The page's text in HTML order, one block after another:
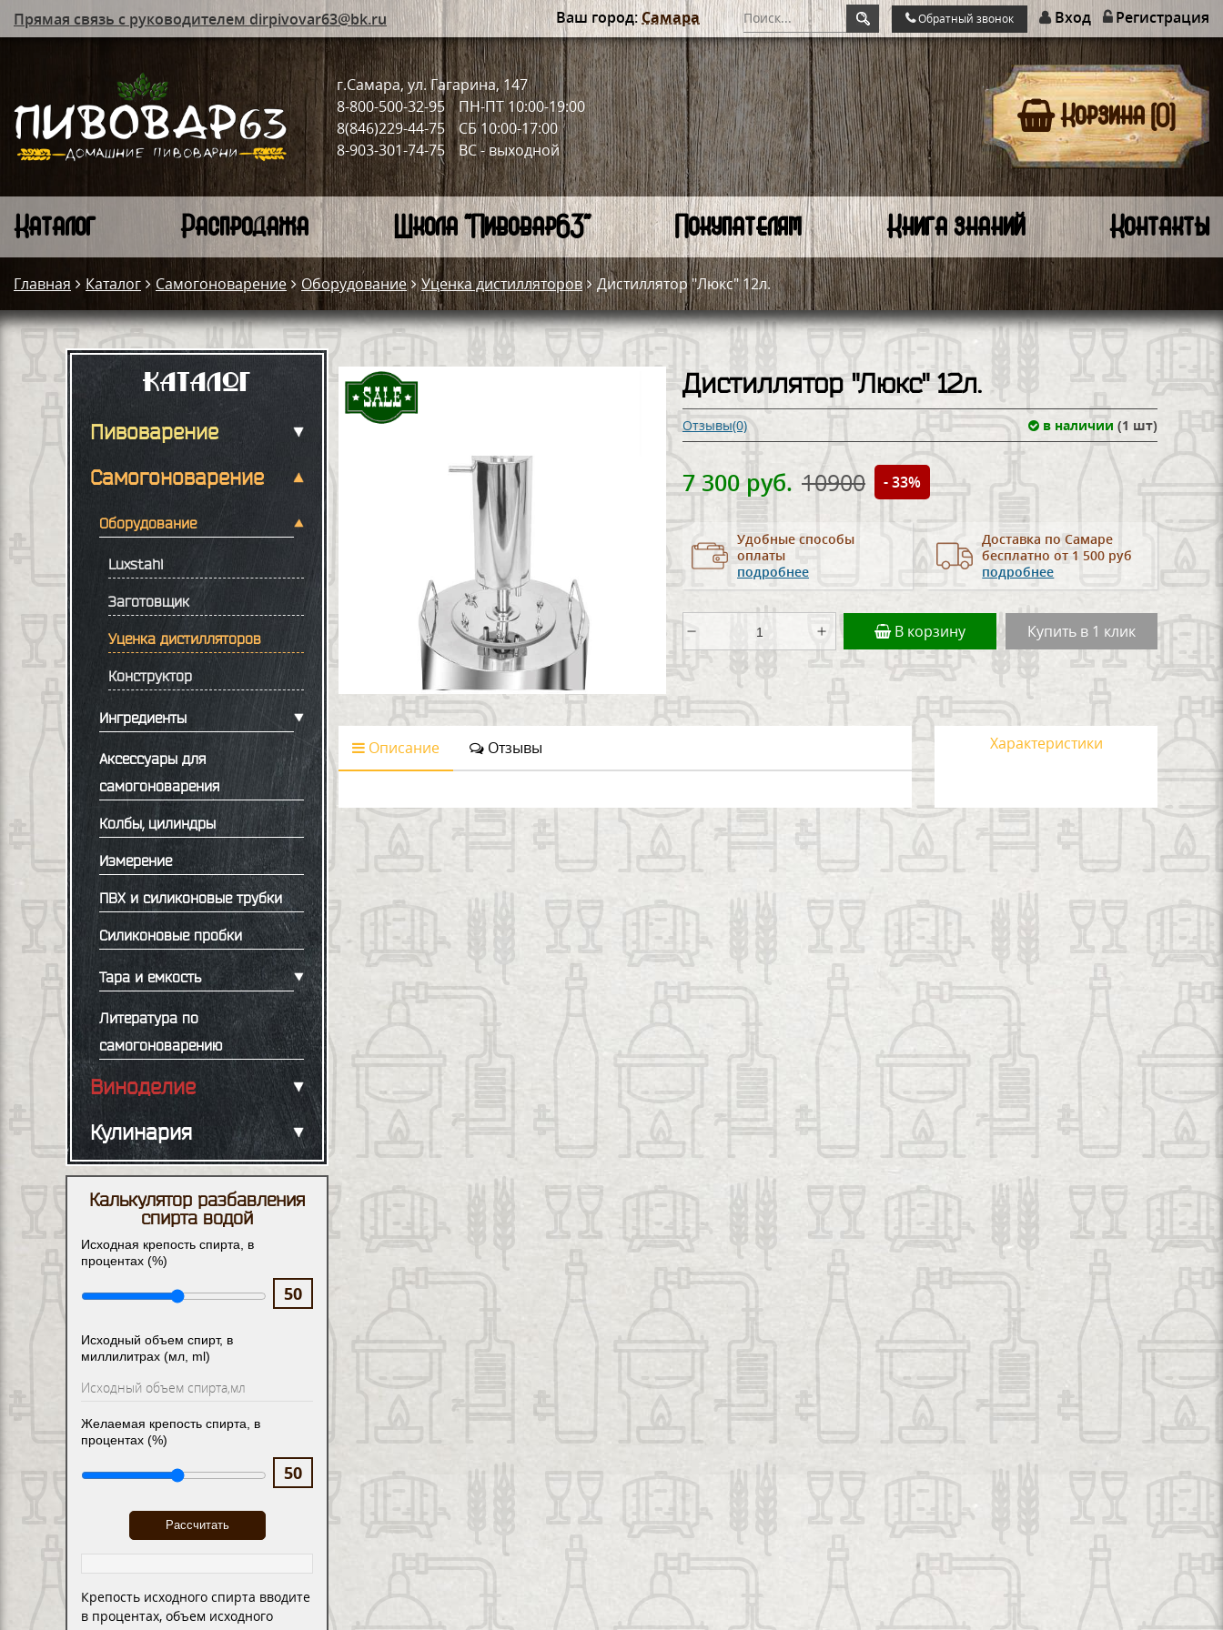
Ваш город: Самара Обратный звонок Вход Регистрация
Прямая связь с руководителем dirpivovar63@bk.ru
г.Самара, ул. Гагарина, 147
8-800-500-32-95
8(846)229-44-75
8-903-301-74-75
ПН-ПТ 10:00-19:00
СБ 10:00-17:00
ВС - выходной
Корзина (0)
Каталог Распродажа Школа "Пивовар63" Покупателям Книга знаний Контакты
Главная Каталог Самогоноварение Оборудование Уценка дистилляторов Дистиллятор "Люкс" 12л.
Каталог
Пивоварение
Самогоноварение
Оборудование
Luxstahl
Заготовщик
Уценка дистилляторов
Конструктор
Ингредиенты
Аксессуары для
самогоноварения
Колбы, цилиндры
Измерение
ПВХ и силиконовые трубки
Силиконовые пробки
Тара и емкость
Литература по
самогоноварению
Виноделие
Кулинария
Калькулятор разбавления
спирта водой
Исходная крепость спирта, в
процентах (%)
Исходный объем спирт, в
миллилитрах (мл, ml)
Желаемая крепость спирта, в
процентах (%)
Крепость исходного спирта вводите
в процентах, объем исходного
Дистиллятор "Люкс" 12л.
Отзывы(0) в наличии (1 шт)
7 300 руб. 10900 - 33%
Удобные способы
оплаты
подробнее
Доставка по Самаре
бесплатно от 1 500 руб
подробнее
В корзину Купить в 1 клик
Описание Отзывы Характеристики